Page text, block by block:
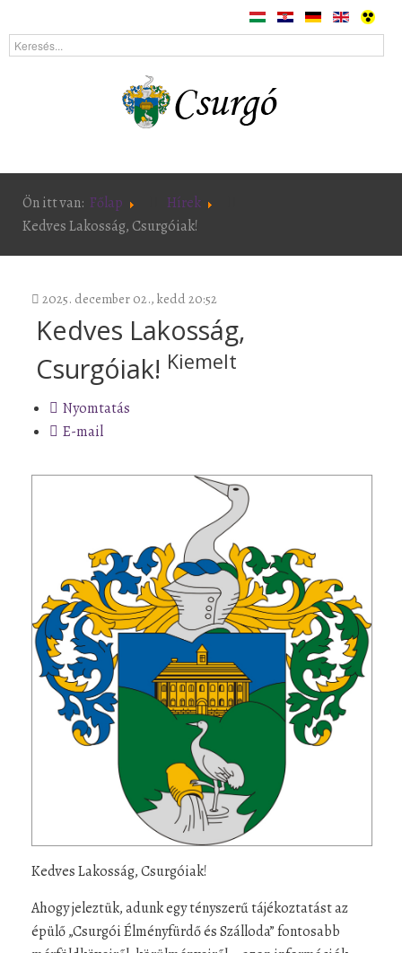
Ön itt van: Főlap
Hírek
Kedves Lakosság, Csurgóiak!
2025. december 02., kedd 20:52
Kedves Lakosság,
Csurgóiak! Kiemelt
Nyomtatás
E-mail
Kedves Lakosság, Csurgóiak!
Ahogy jeleztük, adunk egy tényszerű tájékoztatást az
épülő „Csurgói Élményfürdő és Szálloda” fontosabb